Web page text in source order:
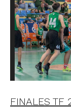
FINALES TF